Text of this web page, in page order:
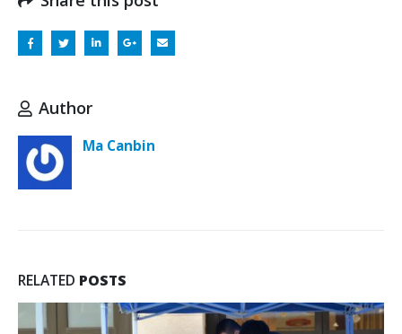
Author
Ma Canbin
RELATED POSTS